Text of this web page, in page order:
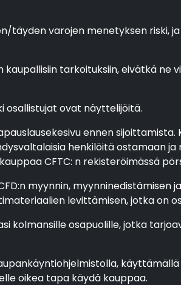
varojen menetyksen riski,
tarkoituksiin, eivätkä
osallistujat ovat näyttelijöitä.
ennen
henkilöitä ostamaan
CFTC: n rekisteröimässä
myynnin, myynninedistämisen
levittämisen, jotka on
kolmansille osapuolille, jotka
oikea tapa käydä kauppaa.